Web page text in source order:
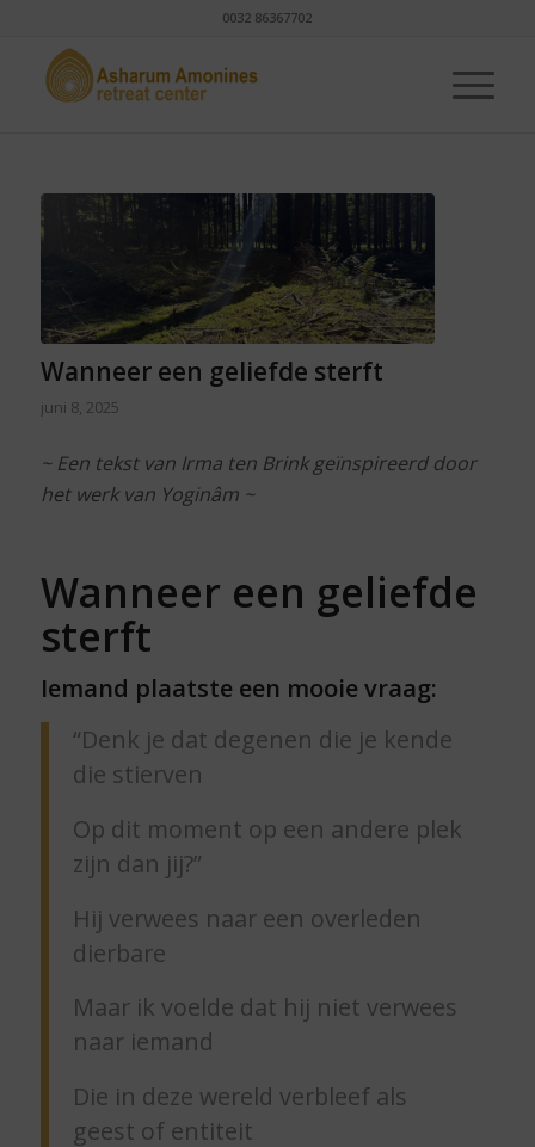
0032 86367702
Wanneer een geliefde sterft
juni 8, 2025
~ Een tekst van Irma ten Brink geïnspireerd door
het werk van Yoginâm ~
Wanneer een geliefde
sterft
Iemand plaatste een mooie vraag:
“Denk je dat degenen die je kende
die stierven
Op dit moment op een andere plek
zijn dan jij?”
Hij verwees naar een overleden
dierbare
Maar ik voelde dat hij niet verwees
naar iemand
Die in deze wereld verbleef als
geest of entiteit